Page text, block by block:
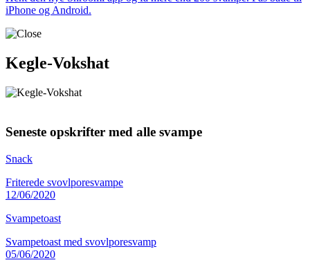
iPhone og Android.
Kegle-Vokshat
Seneste opskrifter med alle svampe
Snack
Friterede svovlporesvampe
12/06/2020
Svampetoast
Svampetoast med svovlporesvamp
05/06/2020